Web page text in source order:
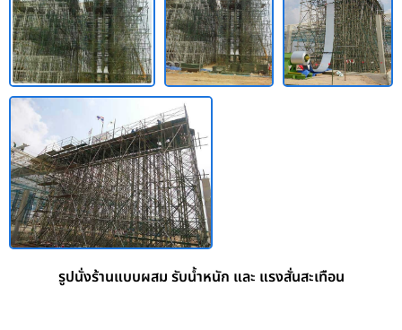
รูปนั่งร้านแบบผสม รับน้ำหนัก และ แรงสั่นสะเทือน